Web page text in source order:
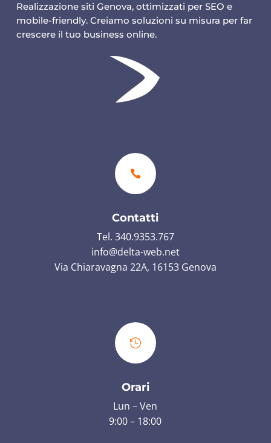
Realizzazione siti Genova, ottimizzati per SEO e
mobile-friendly. Creiamo soluzioni su misura per far
crescere il tuo business online.

Contatti
Tel. 340.9353.767
info@delta-web.net
Via Chiaravagna 22A, 16153 Genova

Orari
Lun – Ven
9:00 – 18:00